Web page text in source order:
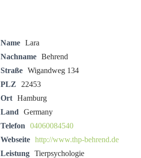
Name Lara
Nachname Behrend
Straße Wigandweg 134
PLZ
22453
Ort Hamburg
Land
Germany
Telefon
04060084540
Webseite http://www.thp-behrend.de
Leistung Tierpsychologie